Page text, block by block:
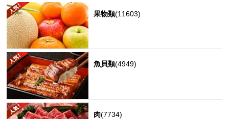
果物類(11603)
魚貝類(4949)
肉(7734)